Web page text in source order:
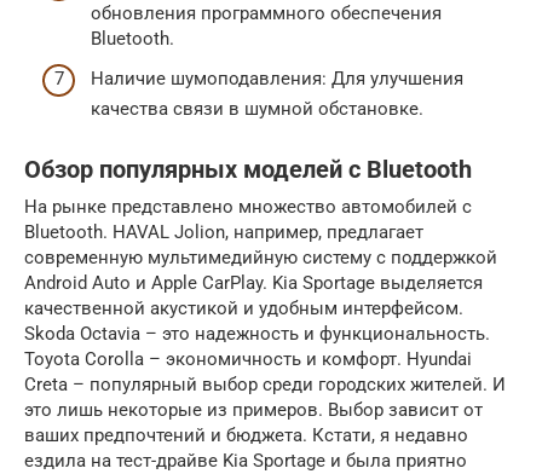
обновления программного обеспечения
Bluetooth.
Наличие шумоподавления: Для улучшения
качества связи в шумной обстановке.
Обзор популярных моделей с Bluetooth
На рынке представлено множество автомобилей с
Bluetooth. HAVAL Jolion, например, предлагает
современную мультимедийную систему с поддержкой
Android Auto и Apple CarPlay. Kia Sportage выделяется
качественной акустикой и удобным интерфейсом.
Skoda Octavia – это надежность и функциональность.
Toyota Corolla – экономичность и комфорт. Hyundai
Creta – популярный выбор среди городских жителей. И
это лишь некоторые из примеров. Выбор зависит от
ваших предпочтений и бюджета. Кстати, я недавно
ездила на тест-драйве Kia Sportage и была приятно